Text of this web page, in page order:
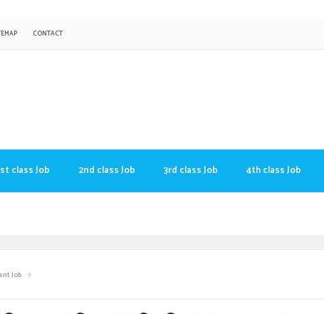
CONTACT
class Job 2nd class Job 3rd class Job 4th class Job
Job